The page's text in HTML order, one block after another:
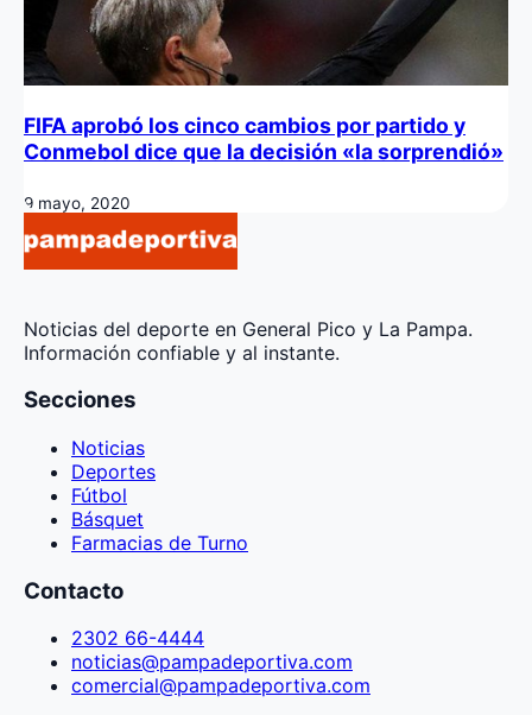
FIFA aprobó los cinco cambios por partido y
Conmebol dice que la decisión «la sorprendió»
9 mayo, 2020
Noticias del deporte en General Pico y La Pampa.
Información confiable y al instante.
Secciones
Noticias
Deportes
Fútbol
Básquet
Farmacias de Turno
Contacto
2302 66-4444
noticias@pampadeportiva.com
comercial@pampadeportiva.com